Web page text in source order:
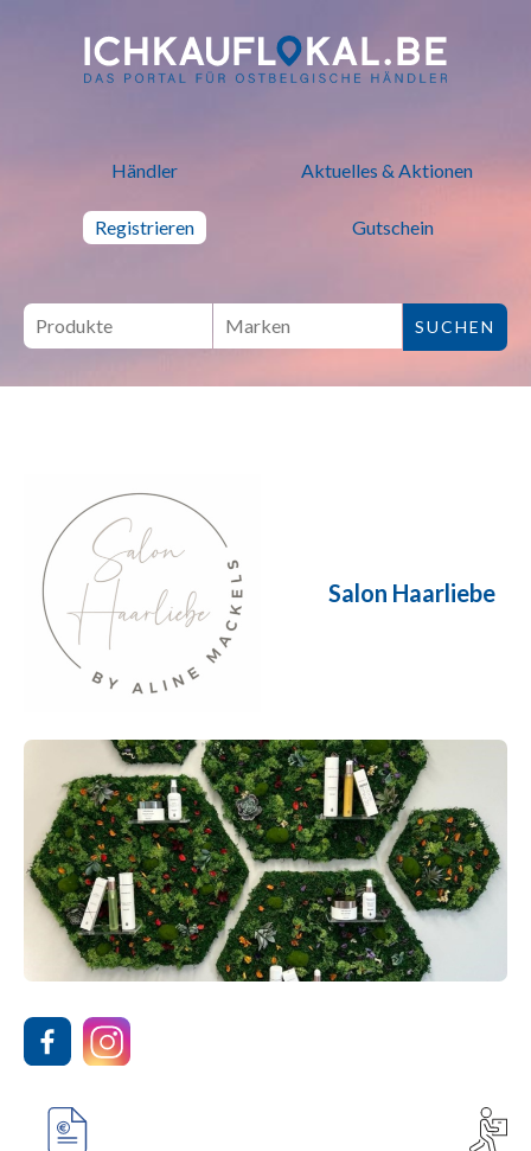
ich kauf lokal - Bei lokalen
Händler Aktuelles & Aktionen
Registrieren Gutschein
Salon Haarliebe